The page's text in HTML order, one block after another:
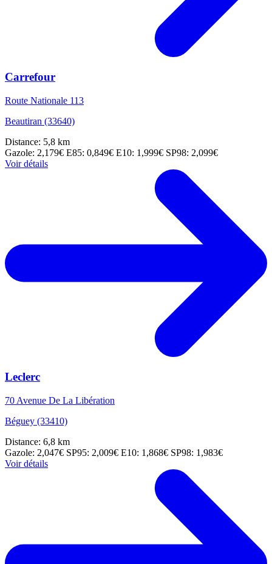
Carrefour
Route Nationale 113
Beautiran (33640)
Distance: 5,8 km
Gazole: 2,179€ E85: 0,849€ E10: 1,999€ SP98: 2,099€
Voir détails
Leclerc
70 Avenue De La Libération
Béguey (33410)
Distance: 6,8 km
Gazole: 2,047€ SP95: 2,009€ E10: 1,868€ SP98: 1,983€
Voir détails